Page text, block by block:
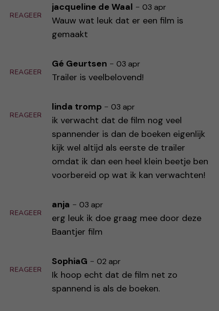
REAGEER
jacqueline de Waal - 03 apr
Wauw wat leuk dat er een film is
gemaakt
REAGEER
Gé Geurtsen - 03 apr
Trailer is veelbelovend!
REAGEER
linda tromp - 03 apr
ik verwacht dat de film nog veel
spannender is dan de boeken eigenlijk
kijk wel altijd als eerste de trailer
omdat ik dan een heel klein beetje ben
voorbereid op wat ik kan verwachten!
REAGEER
anja - 03 apr
erg leuk ik doe graag mee door deze
Baantjer film
REAGEER
SophiaG - 02 apr
Ik hoop echt dat de film net zo
spannend is als de boeken.